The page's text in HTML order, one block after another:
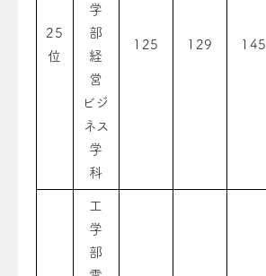
25
位
学
部
経
営
ビジ
ネス
学
科
125 129 145
工
学
部